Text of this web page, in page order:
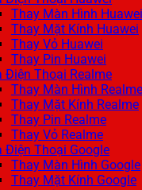
Thay Màn Hình Huawei
Thay Mặt Kính Huawei
Thay Vỏ Huawei
Thay Pin Huawei
Điện Thoại Realme
Thay Màn Hình Realme
Thay Mặt Kính Realme
Thay Pin Realme
Thay Vỏ Realme
Điện Thoại Google
Thay Màn Hình Google
Thay Mặt Kính Google